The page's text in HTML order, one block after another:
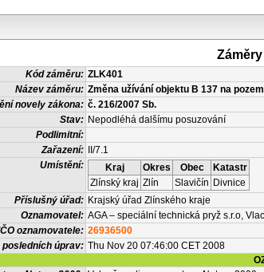
Kód záměru: ZLK401
Název záměru: Změna užívání objektu B 137 na
novely zákona: č. 216/2007 Sb.
Stav: Nepodléhá dalšímu posuzování
Podlimitní:
Zařazení:
II/7.1
Umístění:
Kraj Okres Obec
Katastr
Zlínský kraj Zlín Slavičín Divnice
Příslušný úřad: Krajský úřad Zlínského kraje
Oznamovatel: AGA – speciální technická pryž s.r.o,
oznamovatele: 26936500
posledních úprav: Thu Nov 20 07:46:00 CET 2008